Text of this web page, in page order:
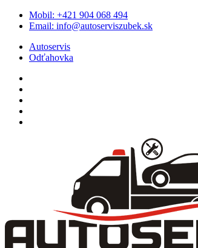
Skip
Mobil: +421 904 068 494
Email: info@autoserviszubek.sk
Autoservis
Odťahovka